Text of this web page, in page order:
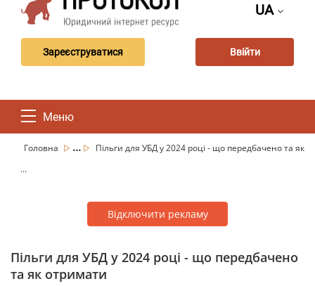
UA
Зареєструватися Ввійти
Меню
Головна ...
Пільги для УБД у 2024 році - що передбачено та як
...
Відключити рекламу
Пільги для УБД у 2024 році - що передбачено
та як отримати